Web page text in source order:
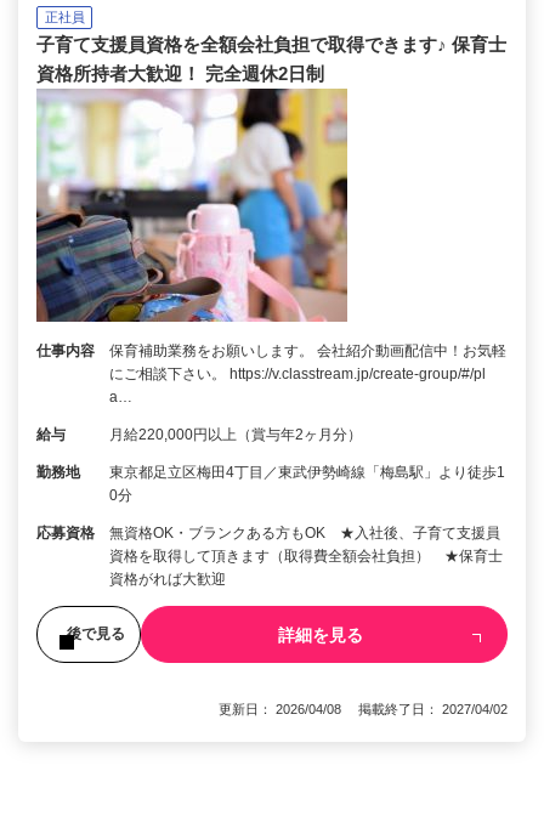
正社員
子育て支援員資格を全額会社負担で取得できます♪ 保育士
資格所持者大歓迎！ 完全週休2日制
仕事内容
保育補助業務をお願いします。 会社紹介動画配信中！お気軽
にご相談下さい。 https://v.classtream.jp/create-group/#/pl
a…
給与 月給220,000円以上（賞与年2ヶ月分）
勤務地
東京都足立区梅田4丁目／東武伊勢崎線「梅島駅」より徒歩1
0分
応募資格
無資格OK・ブランクある方もOK ★入社後、子育て支援員
資格を取得して頂きます（取得費全額会社負担） ★保育士
資格がれば大歓迎
後で見る 詳細を見る
更新日： 2026/04/08 掲載終了日： 2027/04/02